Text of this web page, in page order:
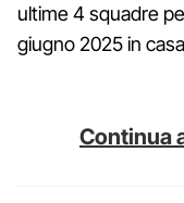
ultime 4 squadre
giugno 2025 in
Continua